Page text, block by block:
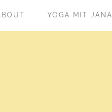
YOGA MIT JANA